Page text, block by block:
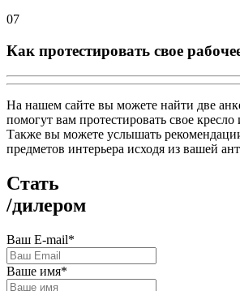
07
Как протестировать свое
На нашем сайте вы можете найти две
помогут вам протестировать свое кресло
Также вы можете услышать
предметов интерьера исходя из вашей
Стать
/дилером
Ваш E-mail*
Ваше имя*